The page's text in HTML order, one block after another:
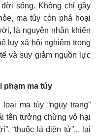
sống. Không chỉ gây
ma túy còn phá hoại
là nguyên nhân khiến
lụy xã hội nghiêm trọng
và suy giảm nguồn lực
phạm ma túy
ma túy “ngụy trang”
tên tưởng chừng vô hại
“thuốc lá điện tử”... lại